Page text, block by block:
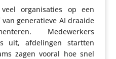
orga­ni­sa­ties op een
gene­ra­tieve AI draaide
Mede­wer­kers
uit, afde­lingen startten
zagen vooral hoe snel